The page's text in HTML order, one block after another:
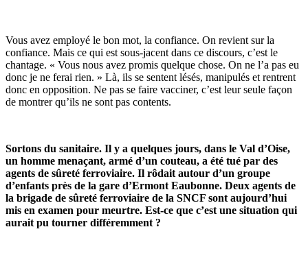
Vous avez employé le bon mot, la confiance. On revient sur la
confiance. Mais ce qui est sous-jacent dans ce discours, c’est le
chantage. « Vous nous avez promis quelque chose. On ne l’a pas eu
donc je ne ferai rien. » Là, ils se sentent lésés, manipulés et rentrent
donc en opposition. Ne pas se faire vacciner, c’est leur seule façon
de montrer qu’ils ne sont pas contents.
Sortons du sanitaire. Il y a quelques jours, dans le Val d’Oise,
un homme menaçant, armé d’un couteau, a été tué par des
agents de sûreté ferroviaire. Il rôdait autour d’un groupe
d’enfants près de la gare d’Ermont Eaubonne. Deux agents de
la brigade de sûreté ferroviaire de la SNCF sont aujourd’hui
mis en examen pour meurtre. Est-ce que c’est une situation qui
aurait pu tourner différemment ?